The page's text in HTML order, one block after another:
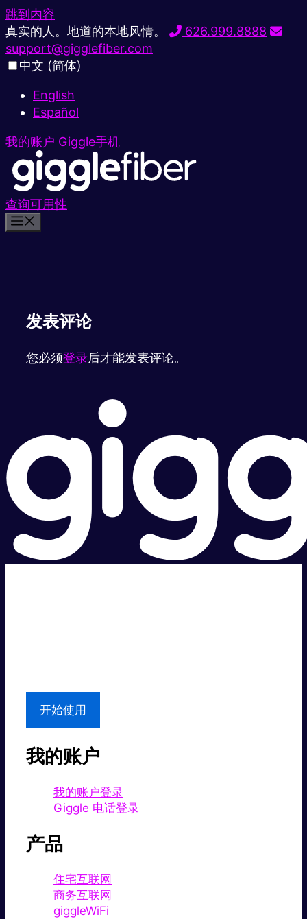
跳到内容
真实的人。地道的本地风情。
626.999.8888
support@gigglefiber.com
中文 (简体)
English
Español
我的账户 Giggle手机
查询可用性
发表评论
您必须登录后才能发表评论。
开始使用
我的账户
我的账户登录
Giggle 电话登录
产品
住宅互联网
商务互联网
giggleWiFi